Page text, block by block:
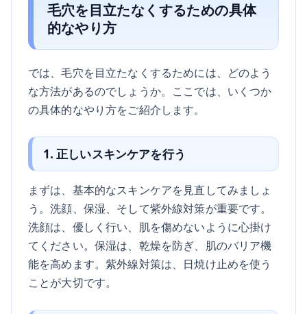
毛穴を目立たなくするための具体
的なやり方
では、毛穴を目立たなくするためには、どのよう
な方法があるのでしょうか。ここでは、いくつか
の具体的なやり方をご紹介します。
1. 正しいスキンケアを行う
まずは、基本的なスキンケアを見直してみましょ
う。洗顔、保湿、そして紫外線対策が重要です。
洗顔は、優しく行い、肌を傷めないように心掛け
てください。保湿は、乾燥を防ぎ、肌のバリア機
能を高めます。紫外線対策は、日焼け止めを使う
ことが大切です。